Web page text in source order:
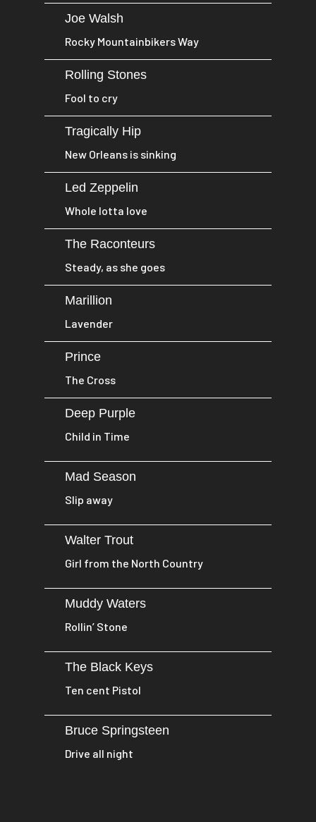
Joe Walsh
Rocky Mountainbikers Way
Rolling Stones
Fool to cry
Tragically Hip
New Orleans is sinking
Led Zeppelin
Whole lotta love
The Raconteurs
Steady, as she goes
Marillion
Lavender
Prince
The Cross
Deep Purple
Child in Time
Mad Season
Slip away
Walter Trout
Girl from the North Country
Muddy Waters
Rollin’ Stone
The Black Keys
Ten cent Pistol
Bruce Springsteen
Drive all night